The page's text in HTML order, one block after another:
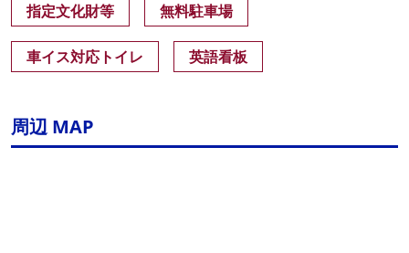
指定文化財等 無料駐車場
車イス対応トイレ 英語看板
周辺 MAP